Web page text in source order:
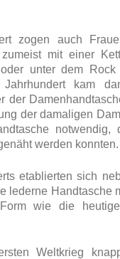
zogen auch
mit einer
unter dem Rock
kam
der
der damaligen
werden konnten.
etablierten sich
lederne Handtasche
wie die heutige
Weltkrieg